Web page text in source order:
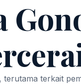
terkait